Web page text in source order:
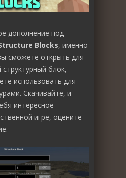
дополнение под
Blocks, именно
сможете открыть для
структурный блок,
использовать для
Скачивайте, и
интересное
игре, оцените